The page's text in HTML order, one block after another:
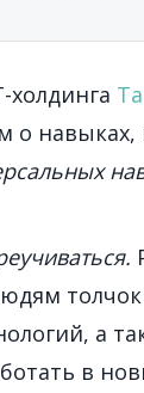
о навыках,
а
в